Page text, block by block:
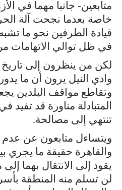
متابعين- جانبا مهما في
خاصة بعدما نجحت آلة
قيادة الطرفين نحو ما
في ظل توالي
لكن من ينظرون إلى تاريخ
وادي النيل يرون أن ما
وتقاطع مواقف البلدين
المتبادلة مناورة قد
تنتهي إلى مصالحة.
ويتساءل متابعون عن
والقاهرة حقيقة ما يجري
يقود إلى الانتقال بهما
لن تسلم منه المنطقة